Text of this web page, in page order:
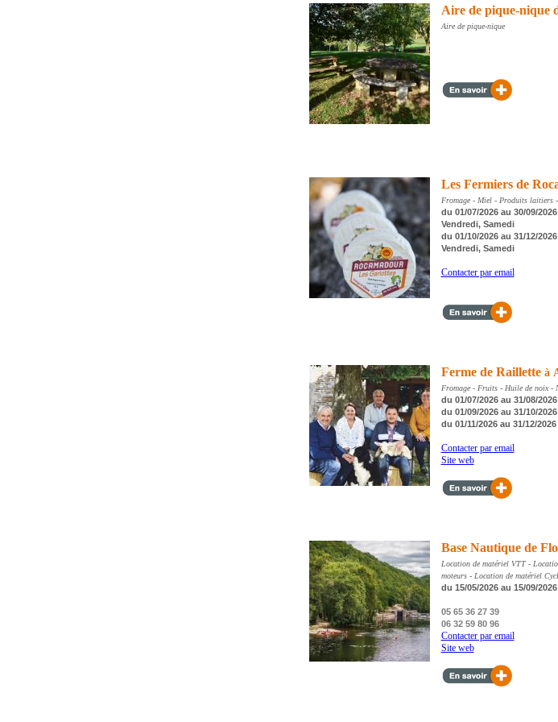
Aire de pique-nique
Aire de pique-nique
Les Fermiers de
Fromage - Miel - Produits laitiers
du 01/07/2026 au 30/09/
Vendredi, Samedi
du 01/10/2026 au 31/12/
Vendredi, Samedi
Contacter par email
Ferme de Raillette à
Fromage - Fruits - Huile de noix -
du 01/07/2026 au 31/08/
du 01/09/2026 au 31/10/
du 01/11/2026 au 31/12/
Contacter par email
Site web
Base Nautique de
Location de matériel VTT -
moteurs - Location de matériel
du 15/05/2026 au 15/09/
05 65 36 27 39
06 32 59 80 96
Contacter par email
Site web